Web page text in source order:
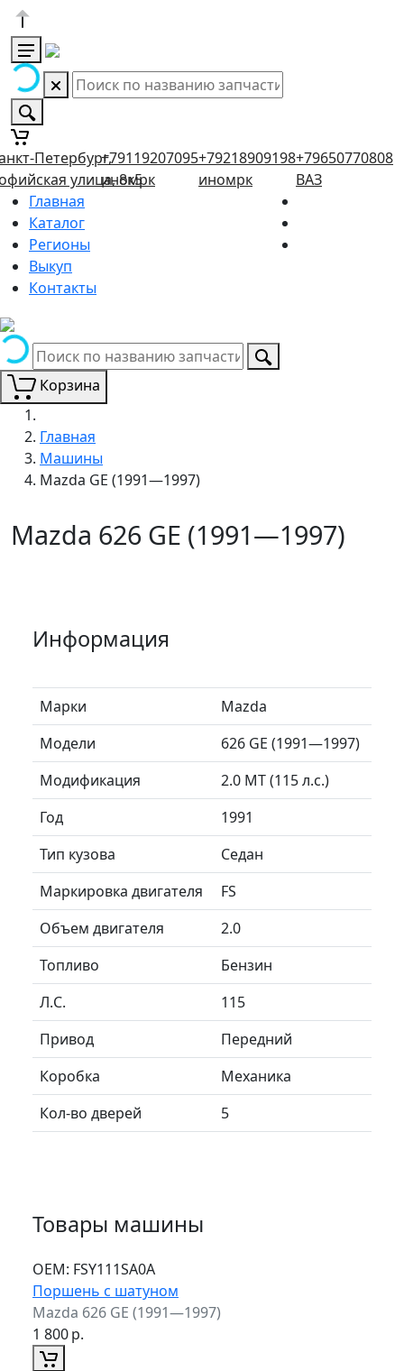
Петербург,
улица, 8к5
+79119207095
иномрк
+79218909198
иномрк
+79650770808
ВАЗ
Главная
Каталог
Регионы
Выкуп
Контакты
Корзина
Главная
Машины
Mazda GE (1991—1997)
Mazda 626 GE (1991—1997)
Информация
Марки
Mazda
Модели
626 GE (1991—1997)
Модификация
2.0 MT (115 л.с.)
Год
1991
Тип кузова
Седан
Маркировка двигателя
FS
Объем двигателя
2.0
Топливо
Бензин
Л.C.
115
Привод
Передний
Коробка
Механика
Кол-во дверей
5
Товары машины
ОЕМ: FSY111SA0A
Поршень с шатуном
Mazda 626 GE (1991—1997)
1 800р.